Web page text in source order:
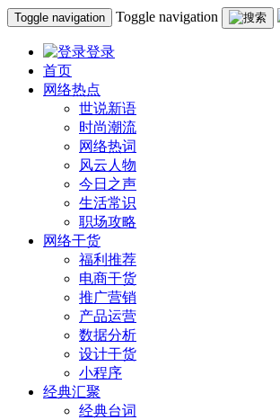
Toggle navigation Toggle navigation
登录
首页
网络热点
世说新语
时尚潮流
网络热词
风云人物
今日之声
生活常识
职场攻略
网络干货
福利推荐
电商干货
推广营销
产品运营
数据分析
设计干货
小程序
经典汇聚
经典台词